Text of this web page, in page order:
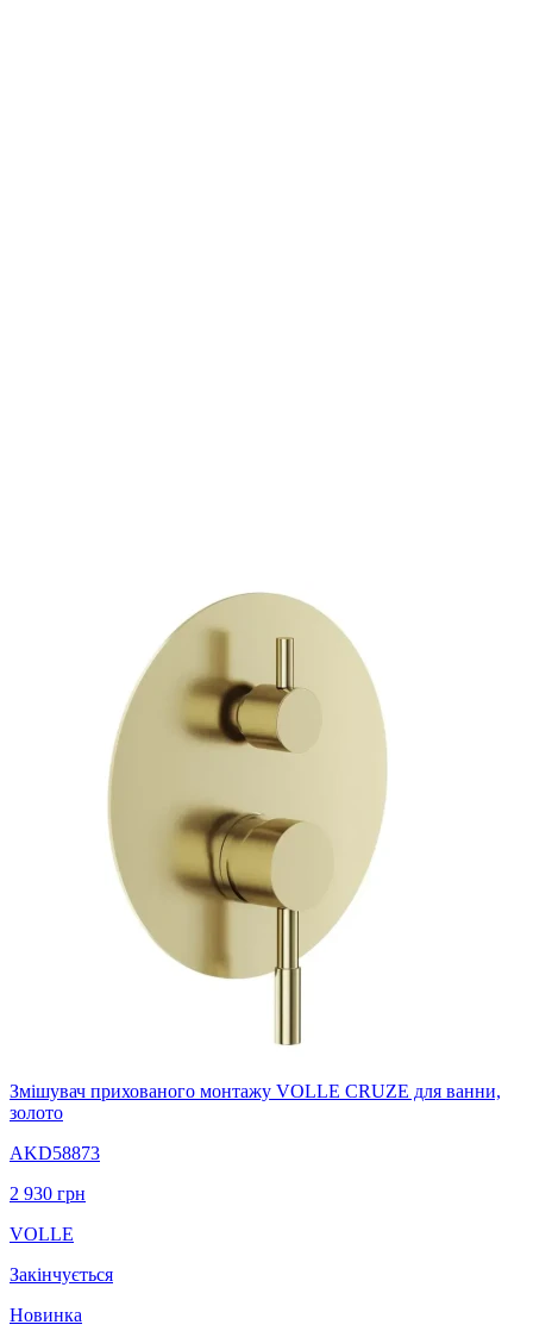
Змішувач прихованого монтажу VOLLE CRUZE для ванни,
золото
AKD58873
2 930 грн
VOLLE
Закінчується
Новинка